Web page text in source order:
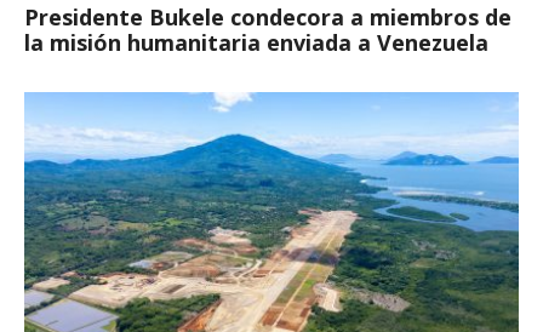
Presidente Bukele condecora a miembros de
la misión humanitaria enviada a Venezuela